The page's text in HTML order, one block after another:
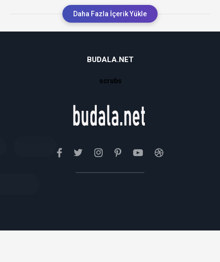
Daha Fazla İçerik Yükle
BUDALA.NET
scrubs